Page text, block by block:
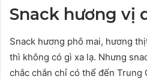
Snack hương vị
Snack hương phô mai, hương
thì không có gì xa lạ. Nhưng
chắc chắn chỉ có thể đến Trung